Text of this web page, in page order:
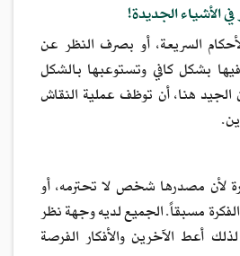
السريعة، أو بصرف النظر عن
بشكل كافي وتستوعبها بالشكل
هنا، أن توظف عملية النقاش
لأن مصدرها شخص لا تحترمه، أو
مسبقاً. الجميع لديه وجهة نظر
أعط الآخرين والأفكار الفرصة